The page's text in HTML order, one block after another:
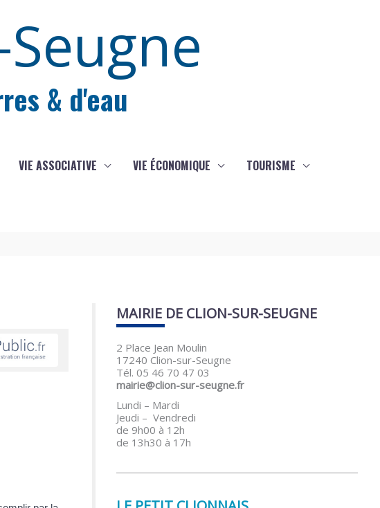
& d'eau
VIE ASSOCIATIVE VIE ÉCONOMIQUE TOURISME
MAIRIE DE CLION-SUR-SEUGNE
2 Place Jean Moulin
17240 Clion-sur-Seugne
Tél. 05 46 70 47 03
mairie@clion-sur-seugne.fr
Lundi – Mardi
Jeudi – Vendredi
de 9h00 à 12h
de 13h30 à 17h